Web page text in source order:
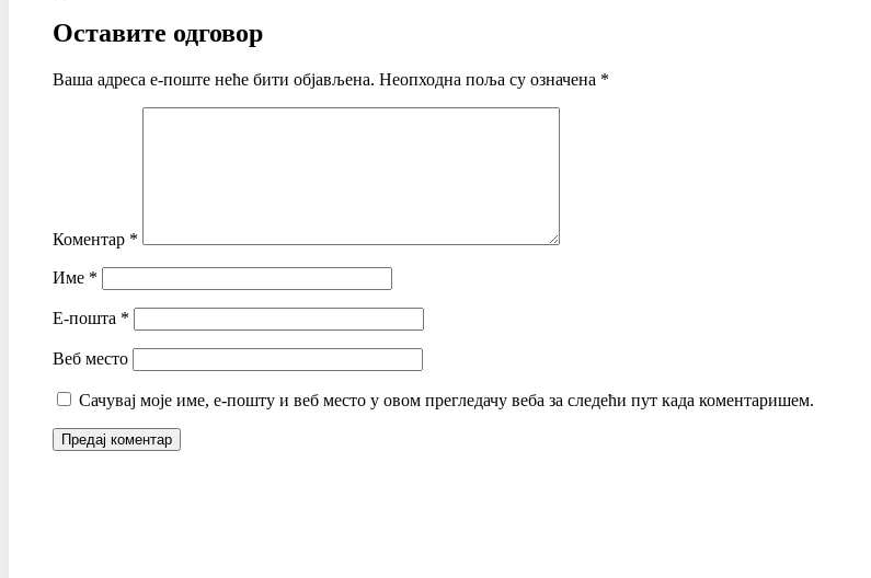
Оставите одговор
Ваша адреса е-поште неће бити објављена. Неопходна поља су означена *
Коментар *
Име *
Е-пошта *
Веб место
Сачувај моје име, е-пошту и веб место у овом прегледачу веба за следећи пут када коментаришем.